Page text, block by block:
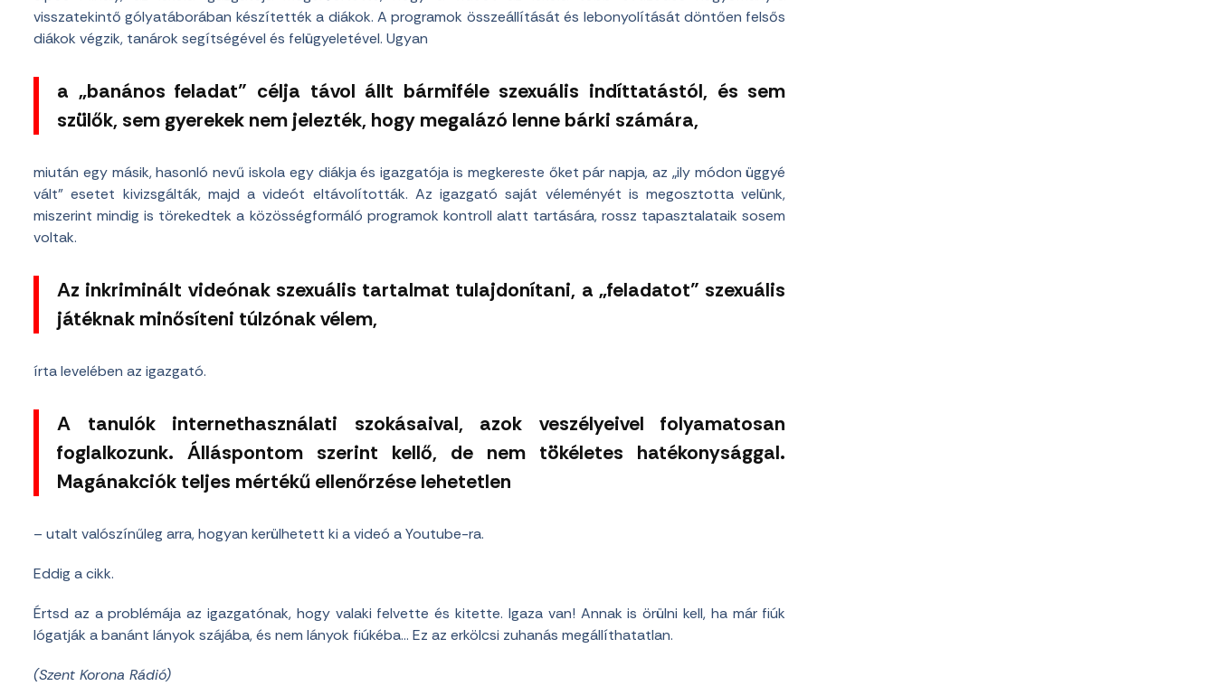
visszatekintő gólyatáborában készítették a diákok. A programok összeállítását és lebonyolítását döntően felsős
diákok végzik, tanárok segítségével és felügyeletével. Ugyan
a „banános feladat” célja távol állt bármiféle szexuális indíttatástól, és sem
szülők, sem gyerekek nem jelezték, hogy megalázó lenne bárki számára,
miután egy másik, hasonló nevű iskola egy diákja és igazgatója is megkereste őket pár napja, az „ily módon üggyé
vált” esetet kivizsgálták, majd a videót eltávolították. Az igazgató saját véleményét is megosztotta velünk,
miszerint mindig is törekedtek a közösségformáló programok kontroll alatt tartására, rossz tapasztalataik sosem
voltak.
Az inkriminált videónak szexuális tartalmat tulajdonítani, a „feladatot” szexuális
játéknak minősíteni túlzónak vélem,
írta levelében az igazgató.
A tanulók internethasználati szokásaival, azok veszélyeivel folyamatosan
foglalkozunk. Álláspontom szerint kellő, de nem tökéletes hatékonysággal.
Magánakciók teljes mértékű ellenőrzése lehetetlen
– utalt valószínűleg arra, hogyan kerülhetett ki a videó a Youtube-ra.
Eddig a cikk.
Értsd az a problémája az igazgatónak, hogy valaki felvette és kitette. Igaza van! Annak is örülni kell, ha már fiúk
lógatják a banánt lányok szájába, és nem lányok fiúkéba… Ez az erkölcsi zuhanás megállíthatatlan.
(Szent Korona Rádió)